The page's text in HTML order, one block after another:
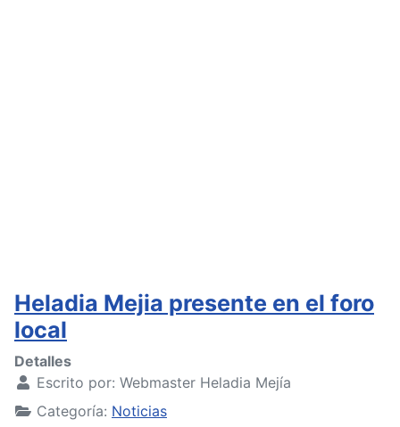
Heladia Mejia presente en el foro
local
Detalles
Escrito por: Webmaster Heladia Mejía
Categoría: Noticias